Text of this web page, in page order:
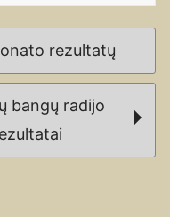
rezultatų
bangų radijo